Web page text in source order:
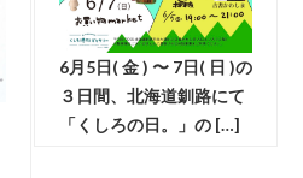
6月5日( 金 ) 〜 7日( 日 )の
３日間、北海道釧路にて
「くしろの日。」の […]